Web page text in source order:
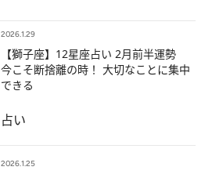
2026.1.29
【獅子座】12星座占い 2月前半運勢
今こそ断捨離の時！ 大切なことに集中
できる
占い
2026.1.25